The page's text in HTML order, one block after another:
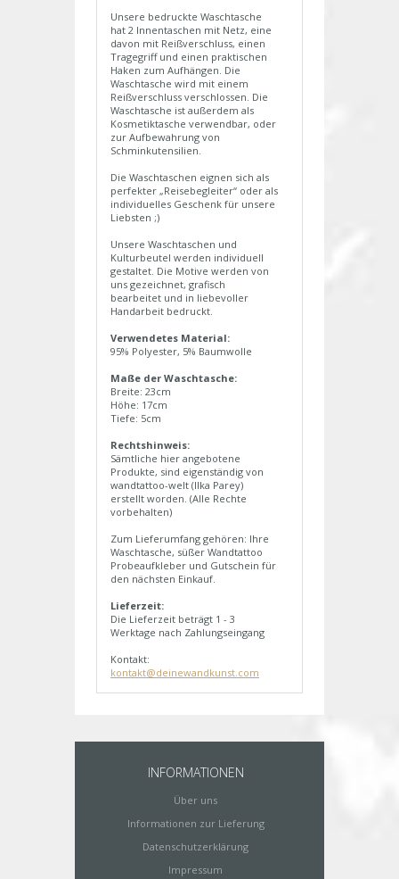
Unsere bedruckte Waschtasche
hat 2 Innentaschen mit Netz, eine
davon mit Reißverschluss, einen
Tragegriff und einen praktischen
Haken zum Aufhängen. Die
Waschtasche wird mit einem
Reißverschluss verschlossen. Die
Waschtasche ist außerdem als
Kosmetiktasche verwendbar, oder
zur Aufbewahrung von
Schminkutensilien.
Die Waschtaschen eignen sich als
perfekter „Reisebegleiter“ oder als
individuelles Geschenk für unsere
Liebsten ;)
Unsere Waschtaschen und
Kulturbeutel werden individuell
gestaltet. Die Motive werden von
uns gezeichnet, grafisch
bearbeitet und in liebevoller
Handarbeit bedruckt.
Verwendetes Material:
95% Polyester, 5% Baumwolle
Maße der Waschtasche:
Breite: 23cm
Höhe: 17cm
Tiefe: 5cm
Rechtshinweis:
Sämtliche hier angebotene
Produkte, sind eigenständig von
wandtattoo-welt (Ilka Parey)
erstellt worden. (Alle Rechte
vorbehalten)
Zum Lieferumfang gehören: Ihre
Waschtasche, süßer Wandtattoo
Probeaufkleber und Gutschein für
den nächsten Einkauf.
Lieferzeit:
Die Lieferzeit beträgt 1 - 3
Werktage nach Zahlungseingang
Kontakt:
kontakt@deinewandkunst.com
INFORMATIONEN
Über uns
Informationen zur Lieferung
Datenschutzerklärung
Impressum